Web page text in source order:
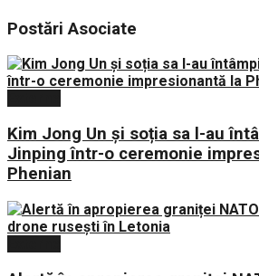
PostăriAsociate
Kim Jong Un și soția sa l-au
Jinping într-o ceremonie
Phenian